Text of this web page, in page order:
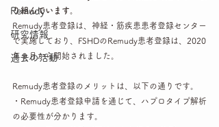
Remudy
研究情報
過去の活動
り組んでいます。
Remudy患者登録は、神経・筋疾患患者登録センター
で実施しており、FSHDのRemudy患者登録は、2020
年９月から開始されました。
Remudy患者登録のメリットは、以下の通りです。
・Remudy患者登録申請を通じて、ハプロタイプ解析
の必要性が分かります。